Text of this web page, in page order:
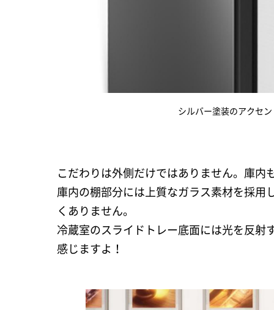
シルバー塗装のアクセ
こだわりは外側だけではありません。庫内
庫内の棚部分には上質なガラス素材を採用
くありません。
冷蔵室のスライドトレー底面には光を反射
感じますよ！